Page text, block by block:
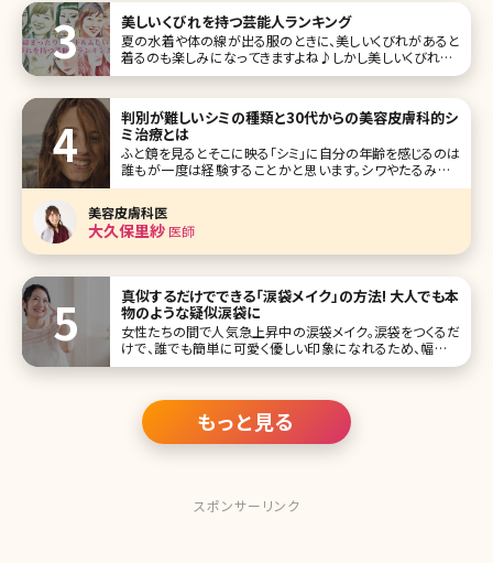
美しいくびれを持つ芸能人ランキング
夏の水着や体の線が出る服のときに、美しいくびれがあると
着るのも楽しみになってきますよね♪しかし美しいくびれは、
ただ痩せてるだけではダメという難しいものでもありま
持つ人たちは、本当に美意識が高いと言えるのではないでし
ょうか。今回はほどよ
判別が難しいシミの種類と30代からの美容皮膚科的シ
ミ治療とは
ふと鏡を見るとそこに映る「シミ」に自分の年齢を感じるのは
誰もが一度は経験することかと思います。シワやたるみより
自分自身で1番気になるところはシミだと言われています。
シミがあるだけで隠すためにメイクの時間もかかり、憂鬱な
気持ちになった方も多いのではないでしょうか?今回は、そん
な年齢を感じるシミについ
美容皮膚科医
大久保里紗医師
真似するだけでできる「涙袋メイク」の方法! 大人でも本
物のような疑似涙袋に
女性たちの間で人気急上昇中の涙袋メイク。涙袋をつくるだ
けで、誰でも簡単に可愛く優しい印象になれるため、幅広い
年齢層の女性から注目を集めています。しかし、初心者の方
という方も多いのではないでしょうか。 そこで今回は、大人で
も自然なぷっくり涙もっと見る
スポンサーリンク